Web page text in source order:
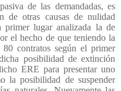
de las demandadas, es
de otras causas de nulidad
primer lugar analizada la de
el hecho de que teniendo la
contratos según el primer
posibilidad de extinción
ERE para presentar uno
la posibilidad de suspender